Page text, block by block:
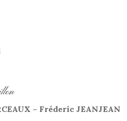
– Fréderic JEANJEAN